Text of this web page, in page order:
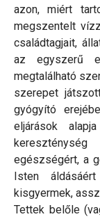
azon, miért
megszentelt
családtagjait,
az egyszerű
megtalálható
szerepet
gyógyító
eljárások
egészségért, a
Isten
kisgyermek,
Tettek belőle